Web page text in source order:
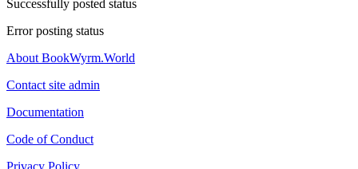
Successfully posted status
Error posting status
About BookWyrm.World
Contact site admin
Documentation
Code of Conduct
Privacy Policy